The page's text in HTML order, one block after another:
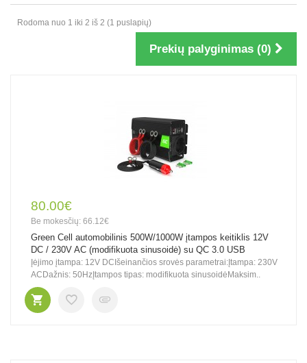
Rodoma nuo 1 iki 2 iš 2 (1 puslapių)
Prekių palyginimas (0)
80.00€
Be mokesčių: 66.12€
Green Cell automobilinis 500W/1000W įtampos keitiklis 12V
DC / 230V AC (modifikuota sinusoidė) su QC 3.0 USB
Įėjimo įtampa: 12V DCIšeinančios srovės parametrai:Įtampa: 230V
ACDažnis: 50HzĮtampos tipas: modifikuota sinusoidėMaksim..